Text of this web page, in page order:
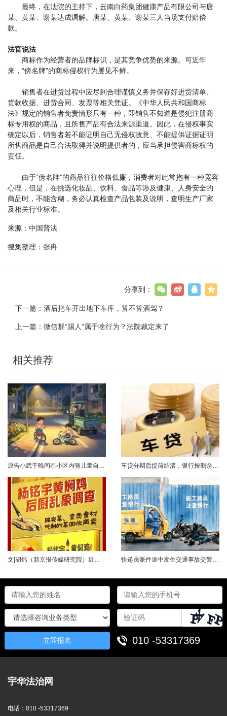
最终，在法院的主持下，云南白药集团健康产品有限公司与唐
某、黄某、谢某达成调解。唐某、黄某、谢某三人当场支付赔偿
款。
法官说法
商标作为经营者的品牌标识，是其竞争优势的来源。可近年
来，“傍名牌”的商标侵权行为屡见不鲜。
销售者在进货过程中应尽到合理谨慎义务并保存好进货清单、
货款收据、进货合同、发票等相关凭证。《中华人民共和国商标
法》规定的销售者免责情形只有一种，即销售不知道是侵犯注册商
标专用权的商品，且所售产品有合法来源渠道。因此，在侵权事实
确定以后，销售者若不能证明自己无侵权故意、不能提供证据证明
所售商品是自己合法取得并说明提供者的，应当承担侵害商标权的
责任。
由于“傍名牌”的商品往往价格低廉，消费者对此常抱有一种宽容
心理，但是，在挑选化妆品、饮料、食品等涉及健康、人身安全的
商品时，不能含糊，务必认真检查产品包装及说明，查明生产厂家
及相关行业标准。
来源：中国普法
搜集整理：张冉
分享到：
下一篇： 酒后把车开出地下车库，算不算酒驾？
上一篇： 微信群“踢人”属于啥行为？法院裁定来了
相关推荐
原告小武于晚间在小区内骑儿童自行车与被告常某驾驶的电动三轮车发生碰撞，致使小武受伤且自行车损坏。事发后，小武及其法定代理人与被告多次协商未果，遂诉至法院请求得到赔偿。菏泽经济开发区人民法院经审理后认为，被告常某驾驶电动三轮车，与骑儿童自行车的小武在小区内主干道发生碰撞一案事实清楚。小武作为一名年仅7岁的未成年人，骑儿童自行车由小道汇入主路时车速较快，致使在主路行驶的常某躲闪不及，并且事故发生时小武...... 车贷分期后提前结清，银行按剩余未摊本金9%收取违约金，借款人以条款无效、标准过高诉至法院，能否得到支持？近日，株洲市天元区法院审理了这起案件。（图源网络 侵删）基本案情2025年2月4日，李四（化名）与某银行分行签订汽车分期借款合同，约定借款46万元、分期60期偿还，按等本等息方式还款；合同明确提前还款违约金按剩余未摊本金9%收取，提前还款申请无法撤销，正常还款满24期提前还款可免收违约金。相关条......
立即报名 010 -53317369
宇华法治网
电话： 010 -53317369